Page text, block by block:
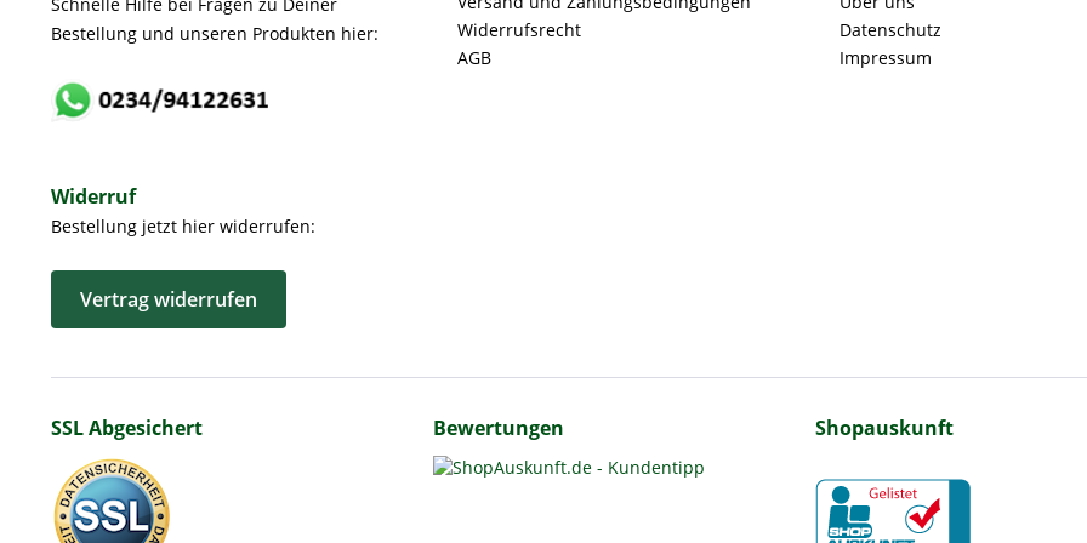
Bestellung und unseren Produkten hier:
Widerruf
Bestellung jetzt hier widerrufen:
Vertrag widerrufen
Widerrufsrecht
AGB
Datenschutz
Impressum
SSL Abgesichert Bewertungen Shopauskunft